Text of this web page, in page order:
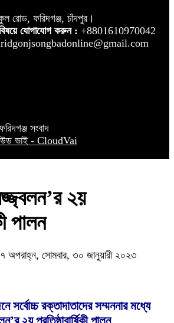
রোড, ফরিদগঞ্জ, চাঁদপুর।
যোগাযোগ করুন : +8801610970042
সংবাদ
ভাই - CloudVai
২য়
পালন
সোমবার, ৩০ জানুয়ারী ২০২৩
রক্তাদাতাদের সম্মননার মধ্যে